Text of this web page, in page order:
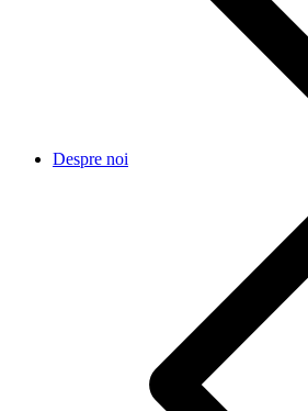
Despre noi